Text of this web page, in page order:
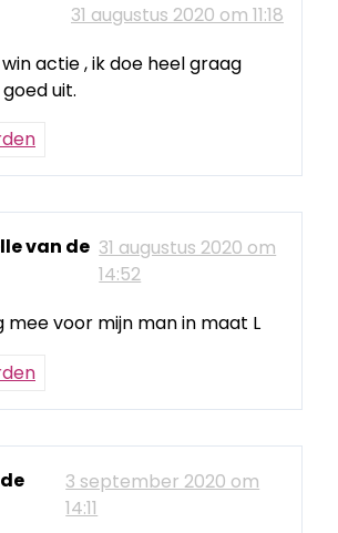
31 augustus 2020 om 11:18
actie , ik doe heel graag
uit.
van de 31 augustus 2020 om
14:52
mee voor mijn man in maat L
3 september 2020 om
14:11